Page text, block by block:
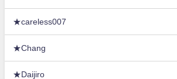
★careless007
★Chang
★Daijiro